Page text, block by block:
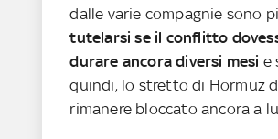
dalle varie compagnie sono
tutelarsi se il conflitto
durare ancora diversi mesi e
quindi, lo stretto di Hormuz
rimanere bloccato ancora a